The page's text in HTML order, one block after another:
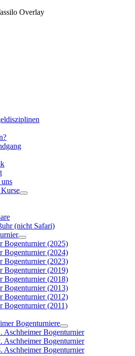
(nicht Safari)
Bogenturnier (2025)
Bogenturnier (2024)
Bogenturnier (2023)
Bogenturnier (2019)
Bogenturnier (2018)
Bogenturnier (2013)
Bogenturnier (2012)
Bogenturnier (2011)
Bogenturniere
Aschheimer Bogenturnier
Aschheimer Bogenturnier
Aschheimer Bogenturnier